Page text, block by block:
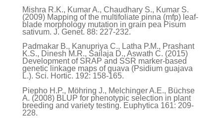
Mishra R.K., Kumar A., Chaudhary S., Kumar S.
(2009) Mapping of the multifoliate pinna (mfp) leaf-
blade morphology mutation in grain pea Pisum
sativum. J. Genet. 88: 227-232.
Padmakar B., Kanupriya C., Latha P.M., Prashant
K.S., Dinesh M.R., Sailaja D., Aswath C. (2015)
Development of SRAP and SSR marker-based
genetic linkage maps of guava (Psidium guajava
L.). Sci. Hortic. 192: 158-165.
Piepho H.P., Möhring J., Melchinger A.E., Büchse
A. (2008) BLUP for phenotypic selection in plant
breeding and variety testing. Euphytica 161: 209-
228.